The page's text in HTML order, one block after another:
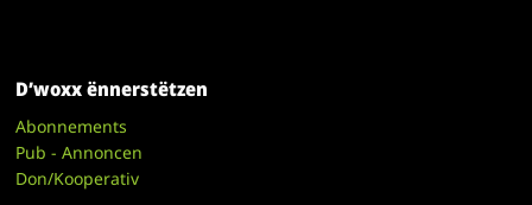
D’woxx ënnerstëtzen
Abonnements
Pub - Annoncen
Don/Kooperativ